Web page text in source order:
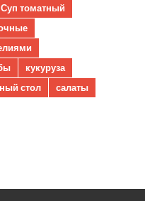
Суп томатный
кукуруза
стол
салаты